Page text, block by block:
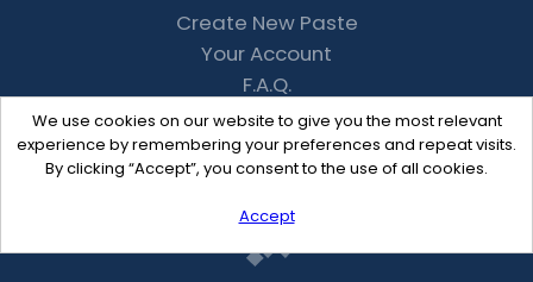
We use cookies on our website to give you the most relevant
experience by remembering your preferences and repeat visits.
By clicking “Accept”, you consent to the use of all cookies.
Accept
Create New Paste
Your Account
F.A.Q.
Recent
Contact